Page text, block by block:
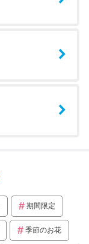
期間限定
季節のお花